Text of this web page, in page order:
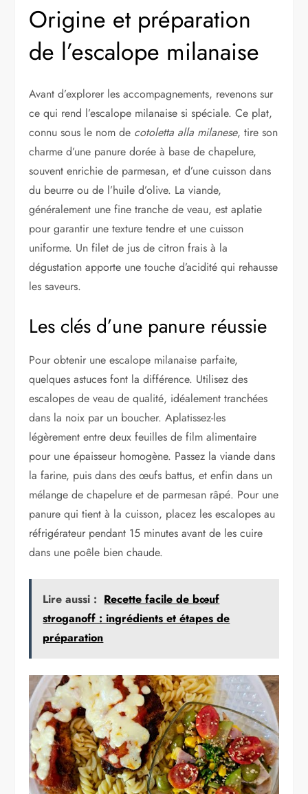
Origine et préparation
de l’escalope milanaise
Avant d’explorer les accompagnements, revenons sur
ce qui rend l’escalope milanaise si spéciale. Ce plat,
connu sous le nom de cotoletta alla milanese, tire son
charme d’une panure dorée à base de chapelure,
souvent enrichie de parmesan, et d’une cuisson dans
du beurre ou de l’huile d’olive. La viande,
généralement une fine tranche de veau, est aplatie
pour garantir une texture tendre et une cuisson
uniforme. Un filet de jus de citron frais à la
dégustation apporte une touche d’acidité qui rehausse
les saveurs.
Les clés d’une panure réussie
Pour obtenir une escalope milanaise parfaite,
quelques astuces font la différence. Utilisez des
escalopes de veau de qualité, idéalement tranchées
dans la noix par un boucher. Aplatissez-les
légèrement entre deux feuilles de film alimentaire
pour une épaisseur homogène. Passez la viande dans
la farine, puis dans des œufs battus, et enfin dans un
mélange de chapelure et de parmesan râpé. Pour une
panure qui tient à la cuisson, placez les escalopes au
réfrigérateur pendant 15 minutes avant de les cuire
dans une poêle bien chaude.
Lire aussi : Recette facile de bœuf
stroganoff : ingrédients et étapes de
préparation